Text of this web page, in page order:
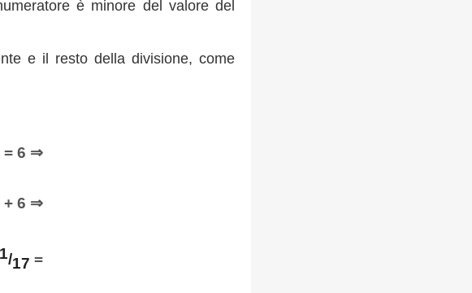
è minore del valore del
e il resto della divisione, come
= 6 ⇒
+ 6 ⇒
/17 =